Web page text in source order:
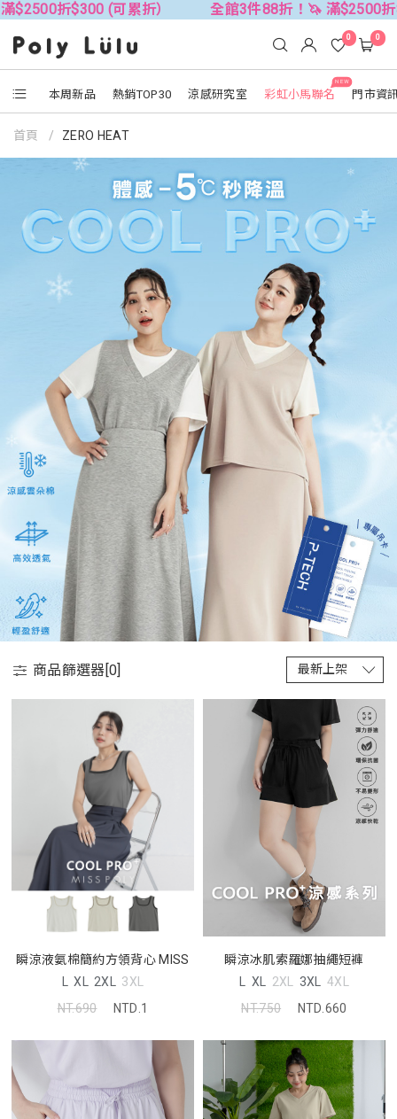
折） 全館3件88折！🦄 滿$2500折$300 (可累折）
本周新品 熱銷TOP30 涼感研究室
NEW
彩虹小馬聯名 門市資
0 0
首頁 ZERO HEAT
商品篩選器[0]
瞬涼液氨棉簡約方領背心 MISS
L XL 2XL 3XL
NT.690
NTD.1
瞬涼冰肌索羅娜抽繩短褲
L XL 2XL 3XL 4XL
NT.750
NTD.660